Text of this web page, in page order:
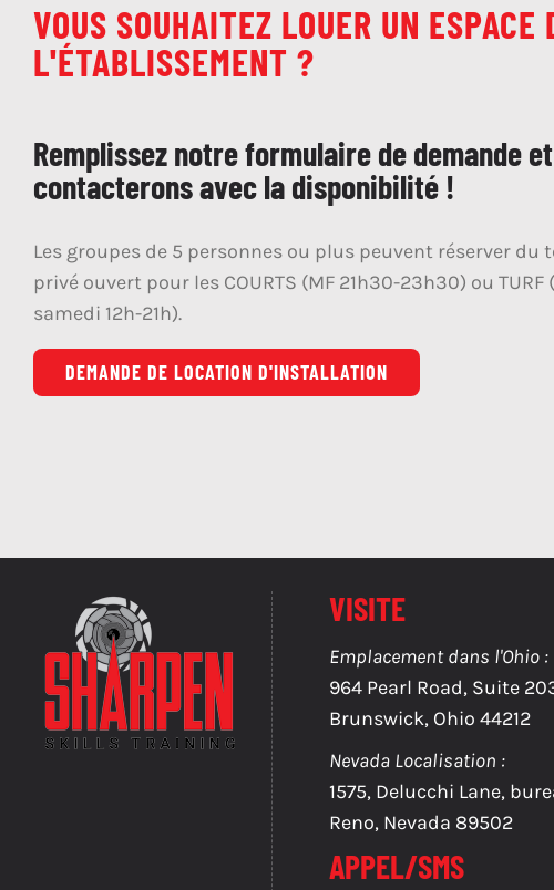
VOUS SOUHAITEZ LOUER UN ESPACE
L'ÉTABLISSEMENT ?
Remplissez notre formulaire de demande
contacterons avec la disponibilité !
Les groupes de 5 personnes ou plus peuvent réserver du
privé ouvert pour les COURTS (MF 21h30-23h30) ou TURF
samedi 12h-21h).
DEMANDE DE LOCATION D'INSTALLATION
VISITE
Emplacement dans l'Ohio :
964 Pearl Road, Suite
Brunswick, Ohio 44212
Nevada Localisation :
1575, Delucchi Lane,
Reno, Nevada 89502
APPEL/SMS